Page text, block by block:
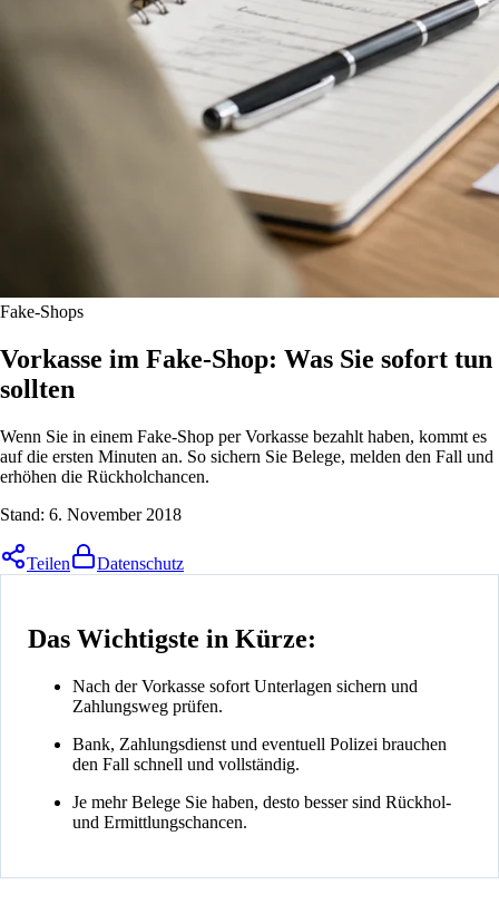
Fake-Shops
Vorkasse im Fake-Shop: Was Sie sofort tun
sollten
Wenn Sie in einem Fake-Shop per Vorkasse bezahlt haben, kommt es
auf die ersten Minuten an. So sichern Sie Belege, melden den Fall und
erhöhen die Rückholchancen.
Stand: 6. November 2018
Teilen Datenschutz
Das Wichtigste in Kürze:
Nach der Vorkasse sofort Unterlagen sichern und
Zahlungsweg prüfen.
Bank, Zahlungsdienst und eventuell Polizei brauchen
den Fall schnell und vollständig.
Je mehr Belege Sie haben, desto besser sind Rückhol-
und Ermittlungschancen.